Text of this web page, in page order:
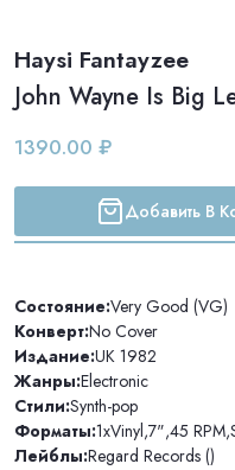
Haysi Fantayzee
John Wayne Is Big
1390.00 ₽
Добавить В
Состояние:Very Good (VG)
Конверт:No Cover
Издание:UK 1982
Жанры:Electronic
Стили:Synth-pop
Форматы:1xVinyl,7",45 RPM,
Лейблы:Regard Records ()